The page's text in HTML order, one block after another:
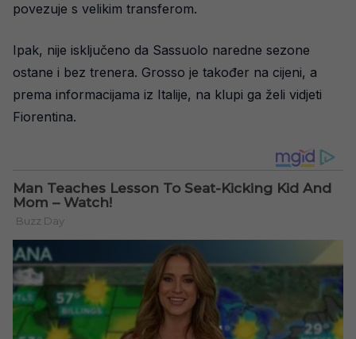
povezuje s velikim transferom.
Ipak, nije isključeno da Sassuolo naredne sezone
ostane i bez trenera. Grosso je također na cijeni, a
prema informacijama iz Italije, na klupi ga želi vidjeti
Fiorentina.